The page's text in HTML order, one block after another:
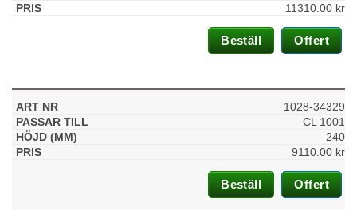
11310.00 kr
Beställ Offert
1028-34329
CL 1001
240
9110.00 kr
Beställ Offert